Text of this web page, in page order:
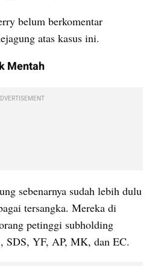
belum berkomentar
atas kasus ini.
Mentah
sebenarnya sudah lebih dulu
tersangka. Mereka di
petinggi subholding
SDS, YF, AP, MK, dan EC.